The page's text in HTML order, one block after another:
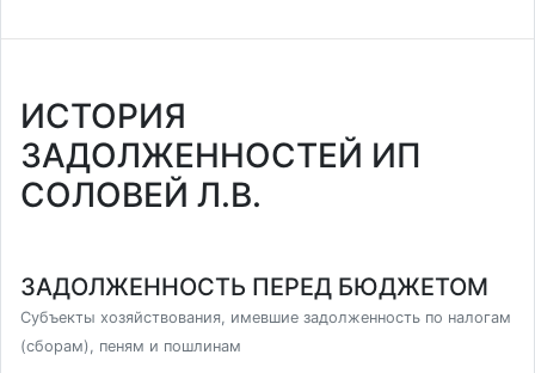
ИСТОРИЯ
ЗАДОЛЖЕННОСТЕЙ ИП
СОЛОВЕЙ Л.В.
ЗАДОЛЖЕННОСТЬ ПЕРЕД БЮДЖЕТОМ
Субъекты хозяйствования, имевшие задолженность по налогам
(сборам), пеням и пошлинам